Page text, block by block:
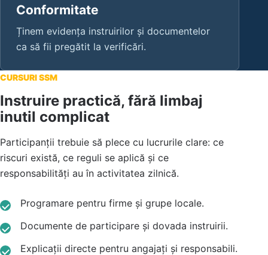
Conformitate
Ținem evidența instruirilor și documentelor
ca să fii pregătit la verificări.
CURSURI SSM
Instruire practică, fără limbaj
inutil complicat
Participanții trebuie să plece cu lucrurile clare: ce
riscuri există, ce reguli se aplică și ce
responsabilități au în activitatea zilnică.
Programare pentru firme și grupe locale.
Documente de participare și dovada instruirii.
Explicații directe pentru angajați și responsabili.